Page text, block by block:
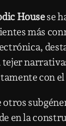
Housese
más
tejer
con el
otros
en la